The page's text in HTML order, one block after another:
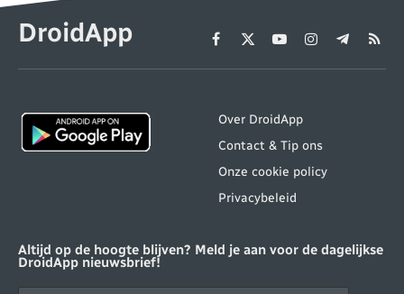
DroidApp Facebook
X
(Twitter)
YouTubeInstagram
Telegram
RSS
Over DroidApp
Contact & Tip ons
Onze cookie policy
Privacybeleid
Altijd op de hoogte blijven? Meld je aan voor de dagelijkse
DroidApp nieuwsbrief!